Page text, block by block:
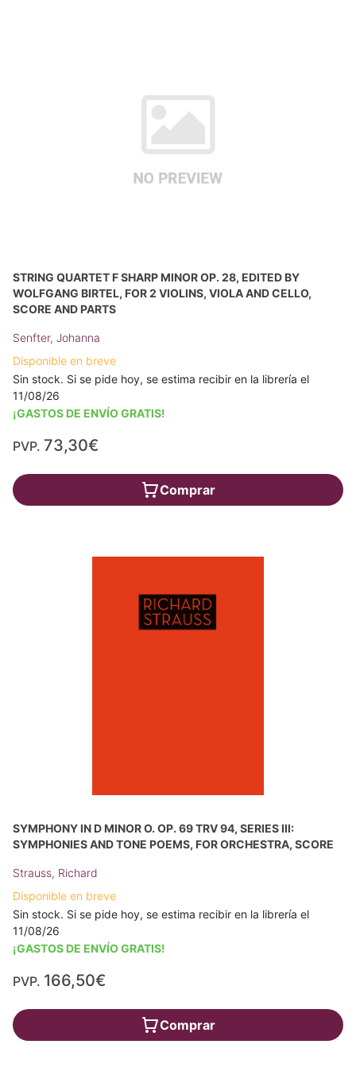
STRING QUARTET F SHARP MINOR OP. 28, EDITED BY
WOLFGANG BIRTEL, FOR 2 VIOLINS, VIOLA AND CELLO,
SCORE AND PARTS
Senfter, Johanna
Disponible en breve
Sin stock. Si se pide hoy, se estima recibir en la librería el
11/08/26
¡GASTOS DE ENVÍO GRATIS!
PVP. 73,30€
Comprar
SYMPHONY IN D MINOR O. OP. 69 TRV 94, SERIES III:
SYMPHONIES AND TONE POEMS, FOR ORCHESTRA, SCORE
Strauss, Richard
Disponible en breve
Sin stock. Si se pide hoy, se estima recibir en la librería el
11/08/26
¡GASTOS DE ENVÍO GRATIS!
PVP. 166,50€
Comprar